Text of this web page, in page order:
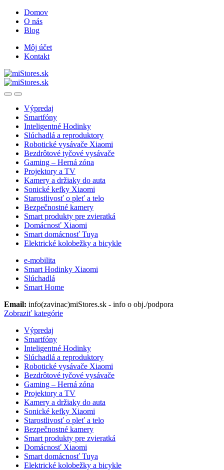
Skip
navigation
Skip
content
Domov
O nás
Blog
Môj účet
Kontakt
OpenClose
Výpredaj
Smartfóny
Inteligentné Hodinky
Slúchadlá a reproduktory
Robotické vysávače Xiaomi
Bezdrôtové tyčové vysávače
Gaming – Herná zóna
Projektory a TV
Kamery a držiaky do auta
Sonické kefky Xiaomi
Starostlivosť o pleť a telo
Bezpečnostné kamery
Smart produkty pre zvieratká
Domácnosť Xiaomi
Smart domácnosť Tuya
Elektrické kolobežky a bicykle
e-mobilita
Smart Hodinky Xiaomi
Slúchadlá
Smart Home
Email: info(zavinac)miStores.sk - info o obj./podpora
Zobraziť kategórie
Výpredaj
Smartfóny
Inteligentné Hodinky
Slúchadlá a reproduktory
Robotické vysávače Xiaomi
Bezdrôtové tyčové vysávače
Gaming – Herná zóna
Projektory a TV
Kamery a držiaky do auta
Sonické kefky Xiaomi
Starostlivosť o pleť a telo
Bezpečnostné kamery
Smart produkty pre zvieratká
Domácnosť Xiaomi
Smart domácnosť Tuya
Elektrické kolobežky a bicykle